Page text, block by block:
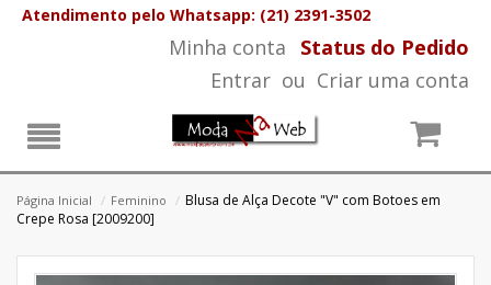
Atendimento pelo Whatsapp: (21) 2391-3502
Minha conta
Status do Pedido
Entrar ou Criar uma conta
Página Inicial / Feminino / Blusa de Alça Decote "V" com Botoes em
Crepe Rosa [2009200]